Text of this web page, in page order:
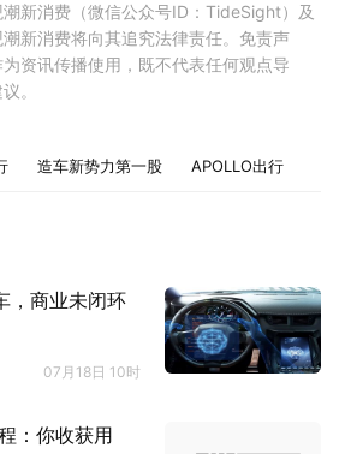
新消费（微信公众号ID：TideSight）及
新消费将向其追究法律责任。免责声
资讯传播使用，既不代表任何观点导
。
造车新势力第一股 APOLLO出行
，商业未闭环
07月18日 10时
：你收获用